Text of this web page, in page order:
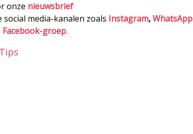
onze nieuwsbrief
social media-kanalen zoals Instagram,WhatsApp
Facebook-groep.
Tips